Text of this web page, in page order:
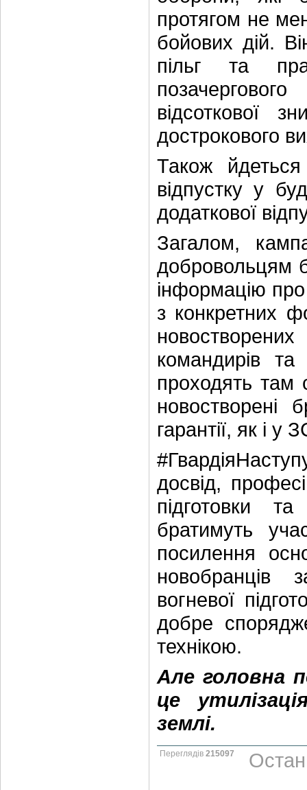
протягом не
бойових дій.
пільг та
відсоткової
дострокового
Також
відпустку у
додаткової
Загалом,
добровольцям
інформацію
з конкретних
командирів
проходять там
новостворені
гарантії, як і у
досвід,
підготовки
братимуть
посилення
новобранців
вогневої
добре
технікою.
Але головна
це
землі.
Переглядів 215097